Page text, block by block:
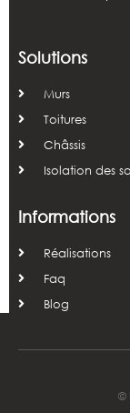
Solutions
Murs
Toitures
Châssis
Isolation des
Informations
Réalisations
Faq
Blog
©